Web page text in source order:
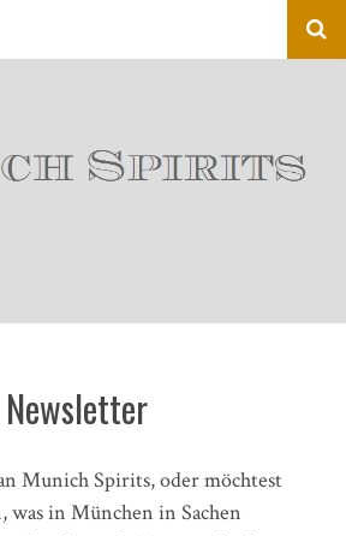
Newsletter
Munich Spirits, oder möchtest
was in München in Sachen